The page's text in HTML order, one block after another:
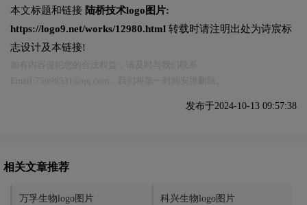
本文标题和链接 陆桥技术logo图片:
https://logo9.net/works/12980.html 转载时请注明出处为诗宸标
志设计及本链接!
发布于2024-10-13 09:57:38
相关文章推荐
万孚生物logo图片 科兴生物logo图片